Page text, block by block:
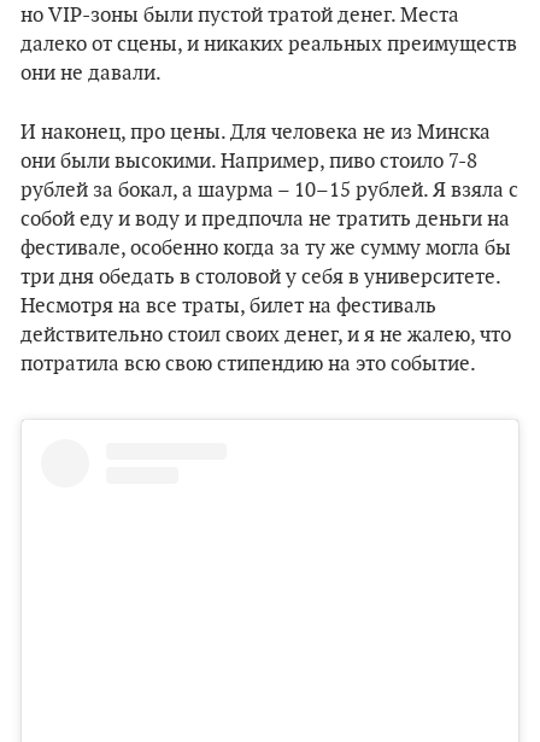
но VIP-зоны были пустой тратой денег. Места
далеко от сцены, и никаких реальных преимуществ
они не давали.
И наконец, про цены. Для человека не из Минска
они были высокими. Например, пиво стоило 7-8
рублей за бокал, а шаурма – 10–15 рублей. Я взяла с
собой еду и воду и предпочла не тратить деньги на
фестивале, особенно когда за ту же сумму могла бы
три дня обедать в столовой у себя в университете.
Несмотря на все траты, билет на фестиваль
действительно стоил своих денег, и я не жалею, что
потратила всю свою стипендию на это событие.